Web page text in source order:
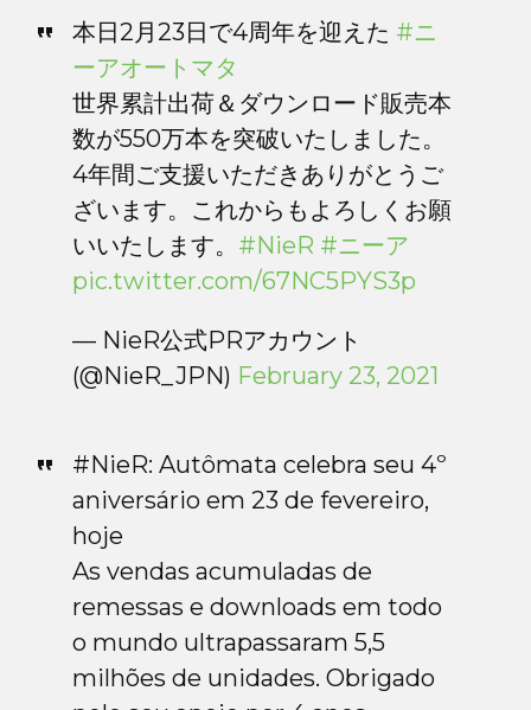
本日2月23日で4周年を迎えた #ニ
ーアオートマタ
世界累計出荷＆ダウンロード販売本
数が550万本を突破いたしました。
4年間ご支援いただきありがとうご
ざいます。これからもよろしくお願
いいたします。 #NieR #ニーア
pic.twitter.com/67NC5PYS3p
— NieR公式PRアカウント
(@NieR_JPN) February 23, 2021
#NieR: Autômata celebra seu 4º
aniversário em 23 de fevereiro,
hoje
As vendas acumuladas de
remessas e downloads em todo
o mundo ultrapassaram 5,5
milhões de unidades. Obrigado